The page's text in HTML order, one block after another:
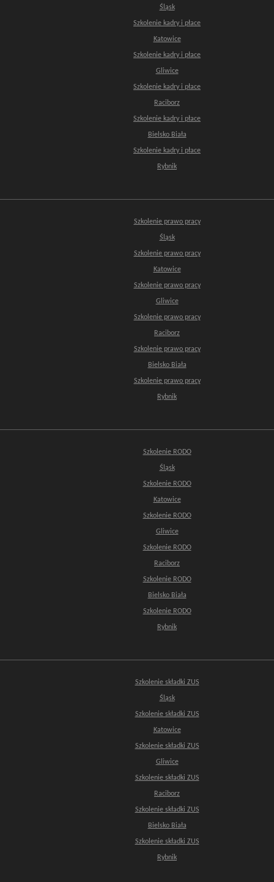
Śląsk
Szkolenie kadry i płace
Katowice
Szkolenie kadry i płace
Gliwice
Szkolenie kadry i płace
Raciborz
Szkolenie kadry i płace
Bielsko Biała
Szkolenie kadry i płace
Rybnik
Szkolenie prawo pracy
Śląsk
Szkolenie prawo pracy
Katowice
Szkolenie prawo pracy
Gliwice
Szkolenie prawo pracy
Raciborz
Szkolenie prawo pracy
Bielsko Biała
Szkolenie prawo pracy
Rybnik
Szkolenie RODO
Śląsk
Szkolenie RODO
Katowice
Szkolenie RODO
Gliwice
Szkolenie RODO
Raciborz
Szkolenie RODO
Bielsko Biała
Szkolenie RODO
Rybnik
Szkolenie składki ZUS
Śląsk
Szkolenie składki ZUS
Katowice
Szkolenie składki ZUS
Gliwice
Szkolenie składki ZUS
Raciborz
Szkolenie składki ZUS
Bielsko Biała
Szkolenie składki ZUS
Rybnik